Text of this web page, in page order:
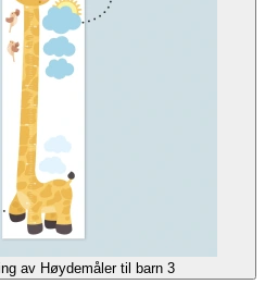
av Høydemåler til barn 3